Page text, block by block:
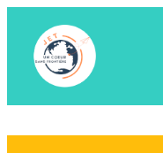
contenu